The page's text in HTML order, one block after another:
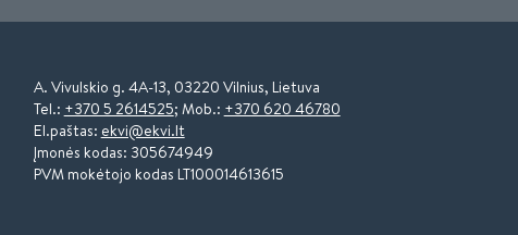
A. Vivulskio g. 4A-13, 03220 Vilnius, Lietuva
Tel.: +370 5 2614525; Mob.: +370 620 46780
El.paštas: ekvi@ekvi.lt
Įmonės kodas: 305674949
PVM mokėtojo kodas LT100014613615